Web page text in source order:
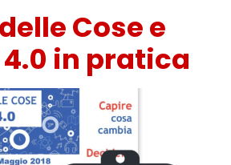
Cose e
4.0 in pratica